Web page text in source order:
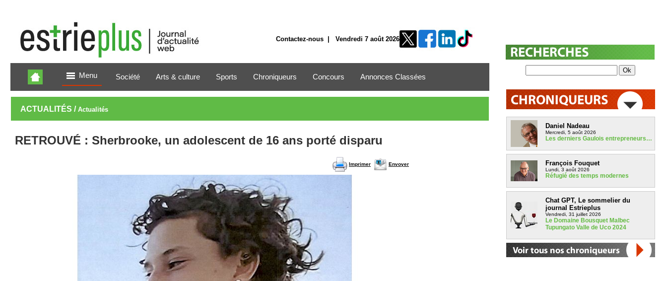
Contactez-nous | Vendredi 7 août 2026
Menu Société Arts & culture Sports Chroniqueurs Concours Annonces Classées
ACTUALITÉS / Actualités
RETROUVÉ : Sherbrooke, un adolescent de 16 ans porté disparu
Imprimer Envoyer
Daniel Nadeau
Mercredi, 5 août 2026
Les derniers Gaulois entrepreneurs…
François Fouquet
Lundi, 3 août 2026
Réfugié des temps modernes
Chat GPT, Le sommelier du
journal Estrieplus
Vendredi, 31 juillet 2026
Le Domaine Bousquet Malbec
Tupungato Valle de Uco 2024